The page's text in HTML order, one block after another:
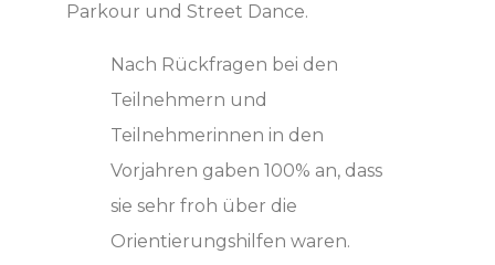
Parkour und Street Dance.
Nach Rückfragen bei den
Teilnehmern und
Teilnehmerinnen in den
Vorjahren gaben 100% an, dass
sie sehr froh über die
Orientierungshilfen waren.